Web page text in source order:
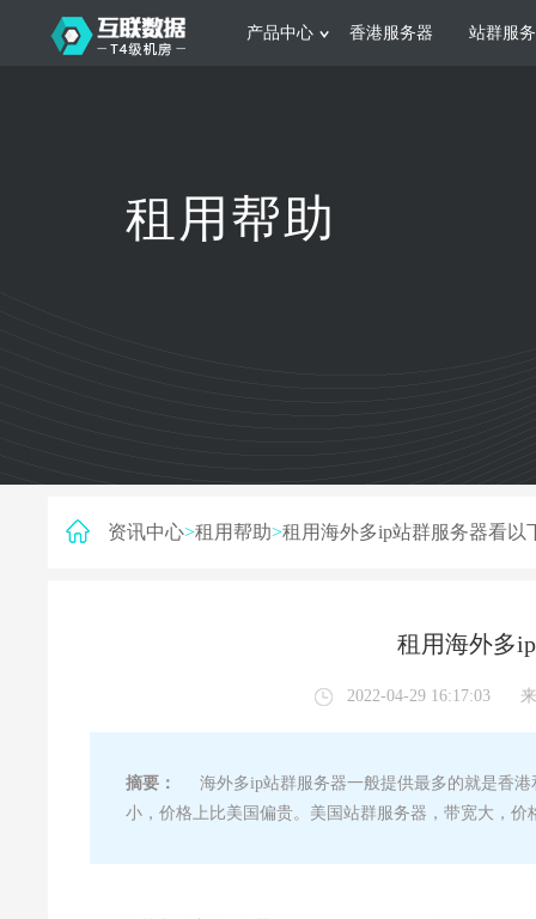
产品中心
日本服务器 新加坡服务器
香港服务器 站群服
根据不同规模的网站提供可定制化的架
构和 一站式协助租用帮助
资讯中心>租用帮助>租用海外多ip站群服务器看以
租用海外多
2022-04-29 16:17:03
摘要：
海外多ip站群服务器一般提供最多的就是香港
小，价格上比美国偏贵。美国站群服务器，带宽大，